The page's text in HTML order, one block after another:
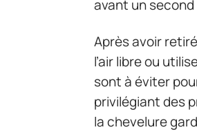
avant un
Après avoir
l’air libre ou
sont à éviter
privilégiant des
la chevelure